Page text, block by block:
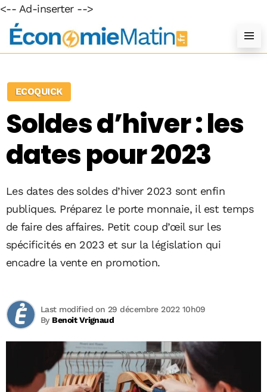
<-- Ad-inserter -->
ECOQUICK
Soldes d’hiver : les
dates pour 2023
Les dates des soldes d’hiver 2023 sont enfin
publiques. Préparez le porte monnaie, il est temps
de faire des affaires. Petit coup d’œil sur les
spécificités en 2023 et sur la législation qui
encadre la vente en promotion.
By Benoit Vrignaud
Last modified on 29 décembre 2022 10h09